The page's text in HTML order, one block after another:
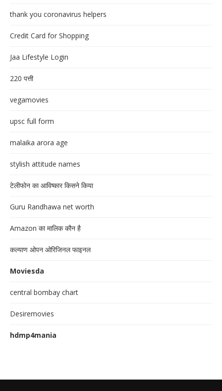
thank you coronavirus helpers
Credit Card for Shopping
Jaa Lifestyle Login
220 पत्ती
vegamovies
upsc full form
malaika arora age
stylish attitude names
टेलीफोन का आविष्कार किसने किया
Guru Randhawa net worth
Amazon का मालिक कौन है
कल्याण ओपन ओरिजिनल फाइनल
Moviesda
central bombay chart
Desiremovies
hdmp4mania